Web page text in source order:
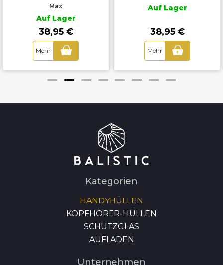
Max
Auf Lager
38,95 €
Mehr +
Auf Lager
38,95 €
Mehr +
Kategorien
HANDYHÜLLEN
KOPFHÖRER-HÜLLEN
SCHUTZGLAS
AUFLADEN
Unternehmen